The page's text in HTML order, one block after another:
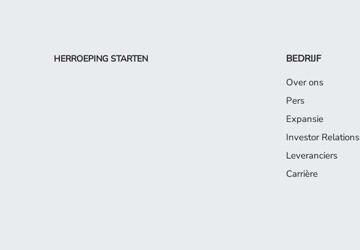
HERROEPING STARTEN
BEDRIJF
Over ons
Pers
Expansie
Investor Relations
Leveranciers
Carrière